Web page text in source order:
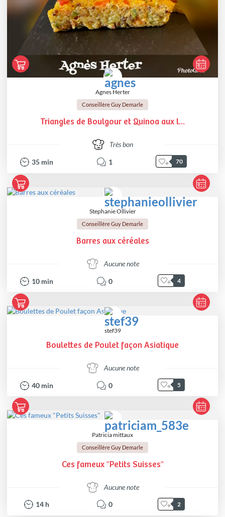
Agnes Herter
Conseillère Guy Demarle
Triangles de Boulgour et Quinoa aux l...
Très bon
35 min 1 70
Stephanie Ollivier
Conseillère Guy Demarle
Barres aux céréales
Aucune note
10 min 0 4
stef39
Boulettes de Poulet façon Asiatique
Aucune note
40 min 0 5
Patricia mittaux
Conseillère Guy Demarle
Ces fameux "Petits Suisses"
Aucune note
14 h 0 2